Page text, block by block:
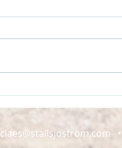
claes@stallsjostrom.com